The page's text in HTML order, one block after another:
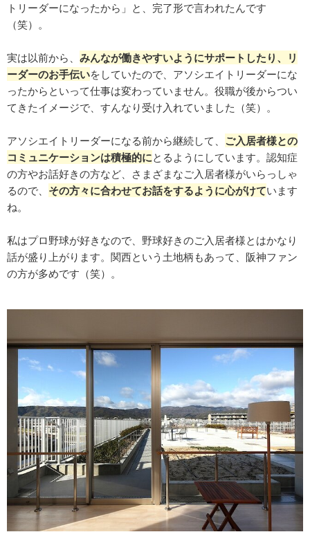
トリーダーになったから」と、完了形で言われたんです
（笑）。
実は以前から、 みんなが働きやすいようにサポートしたり、リ
ーダーのお手伝いをしていたので、アソシエイトリーダーにな
ったからといって仕事は変わっていません。役職が後からつい
てきたイメージで、すんなり受け入れていました（笑）。
アソシエイトリーダーになる前から継続して、 ご入居者様との
コミュニケーションは積極的にとるようにしています。認知症
の方やお話好きの方など、さまざまなご入居者様がいらっしゃ
るので、 その方々に合わせてお話をするように心がけています
ね。
私はプロ野球が好きなので、野球好きのご入居者様とはかなり
話が盛り上がります。関西という土地柄もあって、阪神ファン
の方が多めです（笑）。